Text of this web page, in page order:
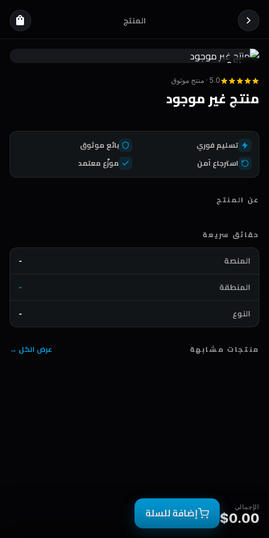
المنتج shopping_bag
Coda
5.0 · منتج موثوق
منتج غير موجود
تسليم فوري
بائع موثوق
استرجاع آمن
موزّع معتمد
عن المنتج
حقائق سريعة
المنصة
-
المنطقة
-
النوع
-
منتجات مشابهة عرض الكل →
الإجمالي
$0.00 إضافة للسلة